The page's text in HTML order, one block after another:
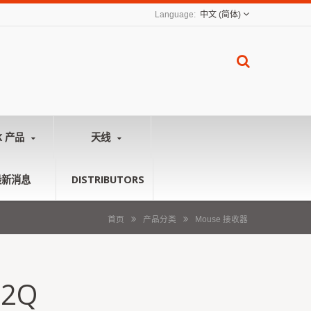
中文 (简体)
产品 天线
消息 DISTRIBUTORS
首页 产品分类 Mouse 接收器